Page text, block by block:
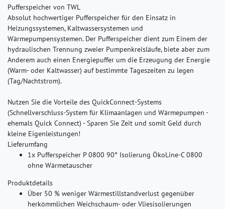
Pufferspeicher von TWL
Absolut hochwertiger Pufferspeicher für den Einsatz in
Heizungssystemen, Kaltwassersystemen und
Wärmepumpensystemen. Der Pufferspeicher dient zum Einem der
hydraulischen Trennung zweier Pumpenkreisläufe, biete aber zum
Anderem auch einen Energiepuffer um die Erzeugung der Energie
(Warm- oder Kaltwasser) auf bestimmte Tageszeiten zu legen
(Tag/Nachtstrom).
Nutzen Sie die Vorteile des QuickConnect-Systems
(Schnellverschluss-System für Klimaanlagen und Wärmepumpen -
ehemals Quick Connect) - Sparen Sie Zeit und somit Geld durch
kleine Eigenleistungen!
Lieferumfang
1x Pufferspeicher P 0800 90° Isolierung ÖkoLine-C 0800
ohne Wärmetauscher
Produktdetails
Über 50 % weniger Wärmestillstandverlust gegenüber
herkömmlichen Weichschaum- oder Vliesisolierungen